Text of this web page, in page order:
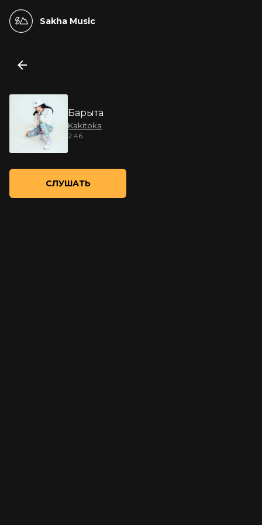
Sakha Music
Барыта
Kakitoka
2:46
СЛУШАТЬ